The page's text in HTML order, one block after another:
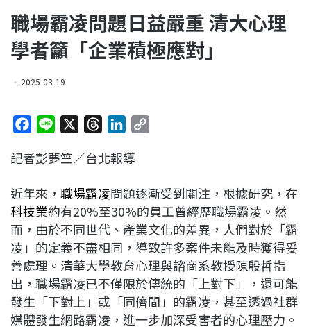
職場霸凌問題日益嚴重 清大心理
學者籲「企業積極應對」
2025-03-19
c
b
o
o
k
n
r
a
d
s
n
e
d
I
n
L
i
n
k
記者彭夢竺／台北報導
近年來， 職場霸凌問題逐漸受到關注，根據研究，在
科技業約有20%至30%的員工曾經歷職場霸凌。然
而，由於不同世代、產業文化的差異，人們對於「霸
凌」的定義不盡相同，導致許多案件未能及時獲得妥
善處理。清華大學教育心理與諮商系教授陳殷哲指
出，職場霸凌已不僅限於傳統的「上對下」，還可能
發生「下對上」或「同儕間」的霸凌，甚至透過社群
媒體發生網路霸凌，進一步加深受害者的心理壓力。